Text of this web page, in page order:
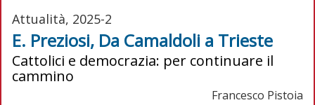
Attualità, 2025-2
E. Preziosi, Da Camaldoli a Trieste
Cattolici e democrazia: per continuare il
cammino
Francesco Pistoia